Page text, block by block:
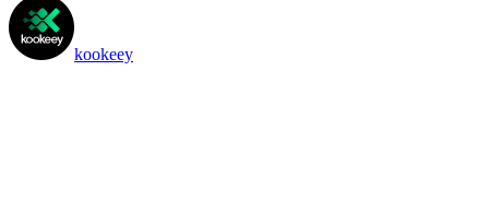
kookeey